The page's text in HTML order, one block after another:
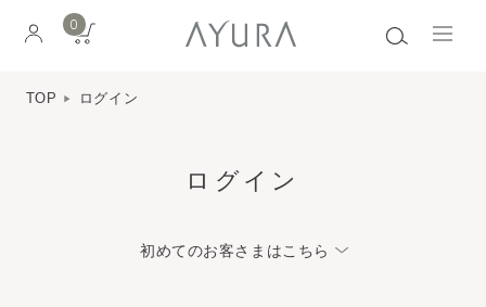
0
TOP ログイン
ログイン
初めてのお客さまはこちら